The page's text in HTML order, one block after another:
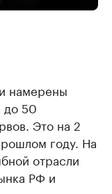
намерены
до 50
Это на 2
году. На
отрасли
РФ и